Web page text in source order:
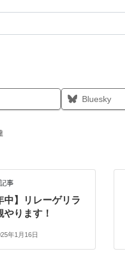
Bluesky
事
中】リレーゲリラ
やります！
年1月16日